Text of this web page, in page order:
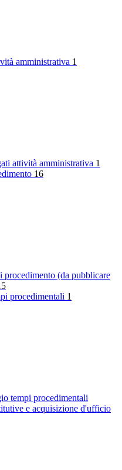
amministrativa 1
attività amministrativa 1
16
procedimento (da pubblicare
procedimentali 1
tempi procedimentali
e acquisizione d'ufficio